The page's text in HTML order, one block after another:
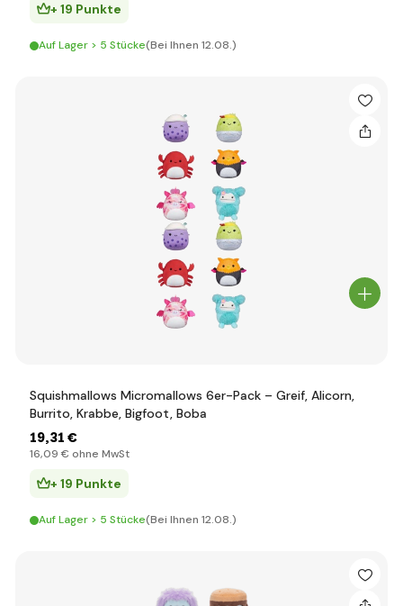
+ 19 Punkte
Auf Lager > 5 Stücke(Bei Ihnen 12.08.)
Squishmallows Micromallows 6er-Pack – Greif, Alicorn,
Burrito, Krabbe, Bigfoot, Boba
19,31 €
16,09 € ohne MwSt
+ 19 Punkte
Auf Lager > 5 Stücke(Bei Ihnen 12.08.)